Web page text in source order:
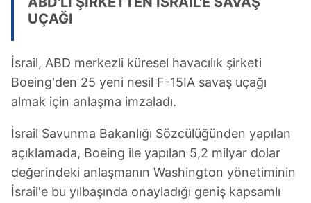
UÇAĞI
İsrail, ABD merkezli küresel havacılık şirketi
Boeing'den 25 yeni nesil F-15IA savaş uçağı
almak için anlaşma imzaladı.
İsrail Savunma Bakanlığı Sözcülüğünden yapılan
açıklamada, Boeing ile yapılan 5,2 milyar dolar
değerindeki anlaşmanın Washington yönetiminin
İsrail'e bu yılbaşında onayladığı geniş kapsamlı